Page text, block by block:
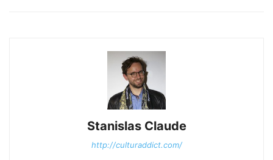
Stanislas Claude
http://culturaddict.com/